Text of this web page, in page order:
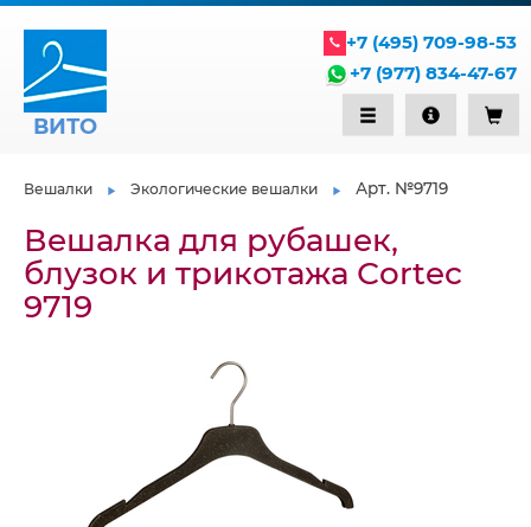
ВИТО
+7 (495) 709-98-53
+7 (977) 834-47-67
Вешалки Экологические вешалки Арт. №9719
Вешалка для рубашек,
блузок и трикотажа Сortec
9719